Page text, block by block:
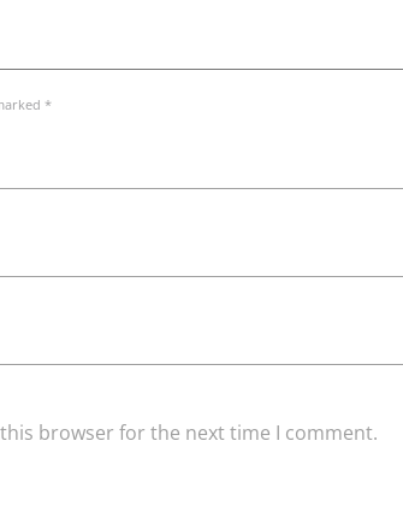
*
browser for the next time I comment.